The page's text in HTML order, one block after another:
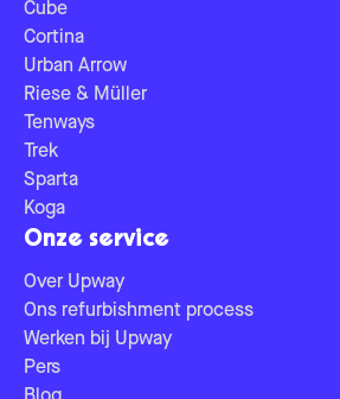
Cube
Cortina
Urban Arrow
Riese & Müller
Tenways
Trek
Sparta
Koga
Onze service
Over Upway
Ons refurbishment process
Werken bij Upway
Pers